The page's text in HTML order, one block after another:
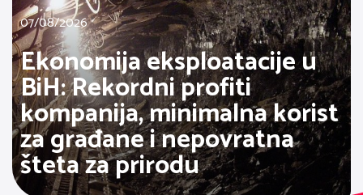
07/08/2026
Ekonomija eksploatacije u
BiH: Rekordni profiti
kompanija, minimalna korist
za građane i nepovratna
šteta za prirodu